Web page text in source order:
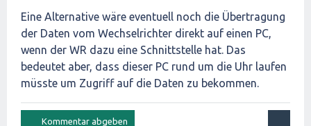
Eine Alternative wäre eventuell noch die Übertragung
der Daten vom Wechselrichter direkt auf einen PC,
wenn der WR dazu eine Schnittstelle hat. Das
bedeutet aber, dass dieser PC rund um die Uhr laufen
müsste um Zugriff auf die Daten zu bekommen.